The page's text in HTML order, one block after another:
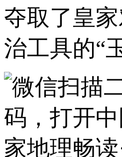
夺取了皇
治工具的“